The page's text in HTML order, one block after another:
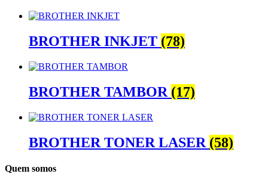
BROTHER INKJET (78)
BROTHER TAMBOR (17)
BROTHER TONER LASER (58)
Quem somos